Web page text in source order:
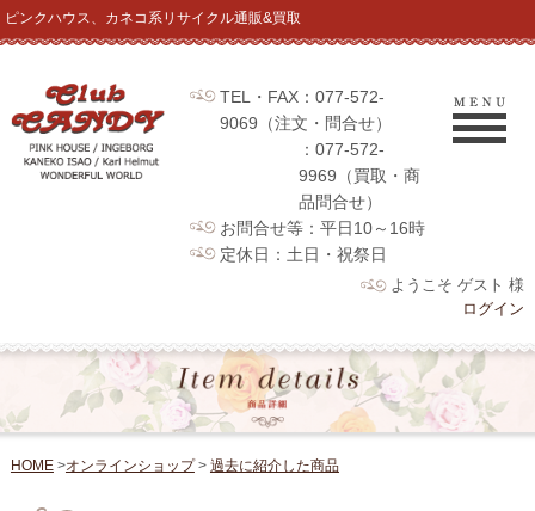
ピンクハウス、カネコ系リサイクル通販&買取
TEL・FAX：077-572-
9069（注文・問合せ）
：077-572-
9969（買取・商
品問合せ）
お問合せ等：平日10～16時
定休日：土日・祝祭日
ようこそ ゲスト 様
ログイン
HOME>オンラインショップ> 過去に紹介した商品